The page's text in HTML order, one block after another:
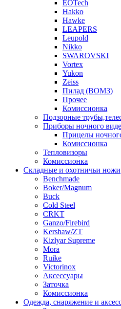
EOTech
Hakko
Hawke
LEAPERS
Leupold
Nikko
SWAROVSKI
Vortex
Yukon
Zeiss
Пилад (ВОМЗ)
Прочее
Комиссионка
Подзорные
Приборы ночного
Прицелы
Комиссионка
Тепловизоры
Комиссионка
Складные и охотничьи ножи
Benchmade
Boker/Magnum
Buck
Cold Steel
CRKT
Ganzo/Firebird
Kershaw/ZT
Kizlyar Supreme
Mora
Ruike
Victorinox
Аксессуары
Заточка
Комиссионка
Одежда, снаряжение и